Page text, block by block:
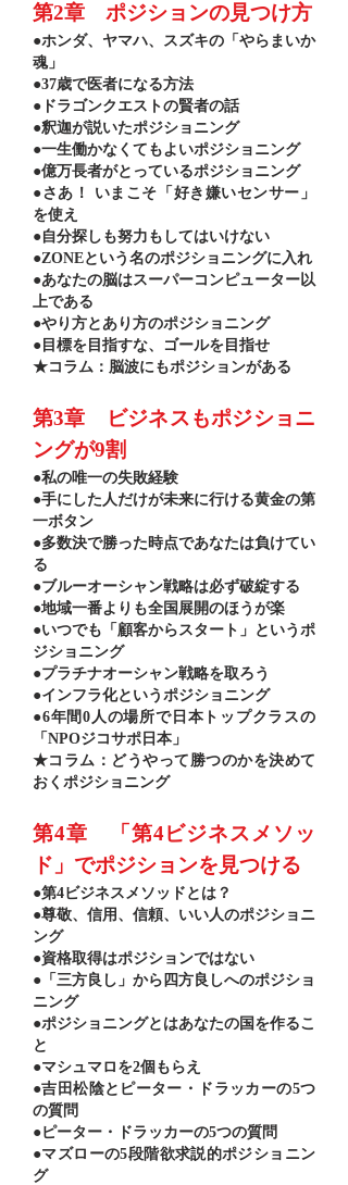
第2章 ポジションの見つけ方
●ホンダ、ヤマハ、スズキの「やらまいか
魂」
●37歳で医者になる方法
●ドラゴンクエストの賢者の話
●釈迦が説いたポジショニング
●一生働かなくてもよいポジショニング
●億万長者がとっているポジショニング
●さあ！ いまこそ「好き嫌いセンサー」
を使え
●自分探しも努力もしてはいけない
●ZONEという名のポジショニングに入れ
●あなたの脳はスーパーコンピューター以
上である
●やり方とあり方のポジショニング
●目標を目指すな、ゴールを目指せ
★コラム：脳波にもポジションがある
第3章 ビジネスもポジショニ
ングが9割
●私の唯一の失敗経験
●手にした人だけが未来に行ける黄金の第
一ボタン
●多数決で勝った時点であなたは負けてい
る
●ブルーオーシャン戦略は必ず破綻する
●地域一番よりも全国展開のほうが楽
●いつでも「顧客からスタート」というポ
ジショニング
●プラチナオーシャン戦略を取ろう
●インフラ化というポジショニング
●6年間0人の場所で日本トップクラスの
「NPOジコサポ日本」
★コラム：どうやって勝つのかを決めて
おくポジショニング
第4章 「第4ビジネスメソッ
ド」でポジションを見つける
●第4ビジネスメソッドとは？
●尊敬、信用、信頼、いい人のポジショニ
ング
●資格取得はポジションではない
●「三方良し」から四方良しへのポジショ
ニング
●ポジショニングとはあなたの国を作るこ
と
●マシュマロを2個もらえ
●吉田松陰とピーター・ドラッカーの5つ
の質問
●ピーター・ドラッカーの5つの質問
●マズローの5段階欲求説的ポジショニン
グ